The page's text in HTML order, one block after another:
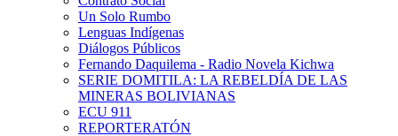
Un Solo Rumbo
Lenguas Indígenas
Diálogos Públicos
Fernando Daquilema - Radio Novela Kichwa
SERIE DOMITILA: LA REBELDÍA DE LAS
MINERAS BOLIVIANAS
ECU 911
REPORTERATÓN